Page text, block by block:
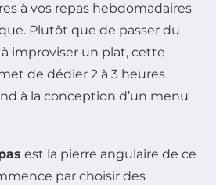
à vos repas hebdomadaires
Plutôt que de passer du
improviser un plat, cette
de dédier 2 à 3 heures
à la conception d’un menu
est la pierre angulaire de ce
par choisir des